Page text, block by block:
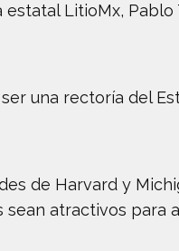
LitioMx,
una rectoría del
de Harvard y
atractivos para